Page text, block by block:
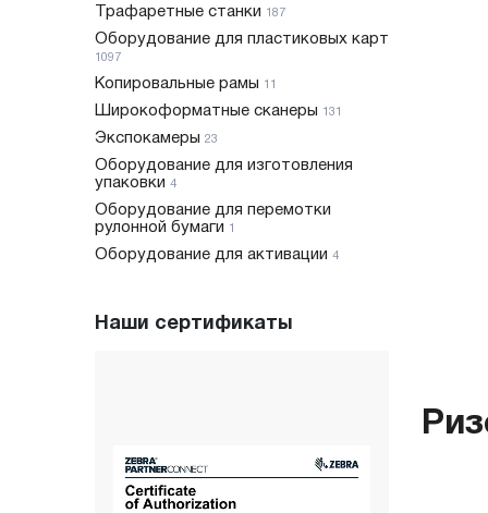
Трафаретные станки 187
Оборудование для пластиковых карт
1097
Копировальные рамы 11
Широкоформатные сканеры 131
Экспокамеры 23
Оборудование для изготовления
упаковки 4
Оборудование для перемотки
рулонной бумаги 1
Оборудование для активации 4
Наши сертификаты